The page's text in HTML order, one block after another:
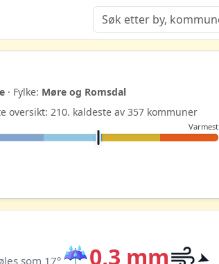
· Fylke: Møre og Romsdal
oversikt: 210. kaldeste av 357 kommuner
Varmest
som 17° ☔0,3 mm